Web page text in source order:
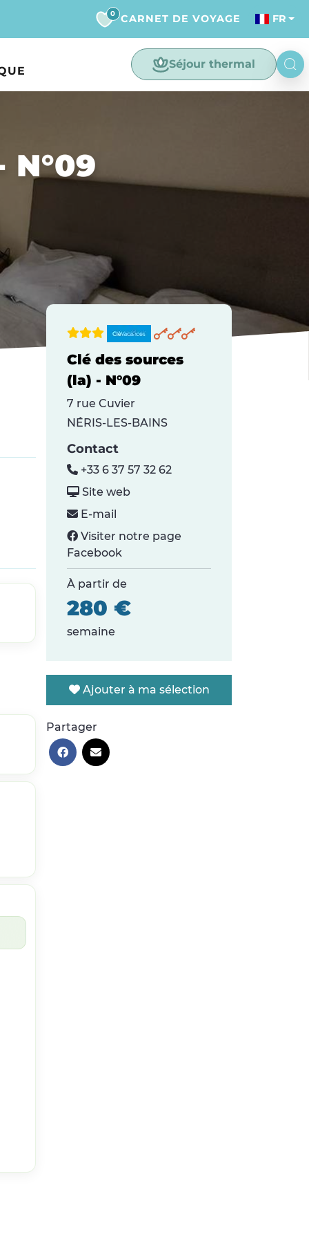
0 CARNET DE VOYAGE FR
Séjour thermal
N°09
Clé des sources
(la) - N°09
7 rue Cuvier
NÉRIS-LES-BAINS
Contact
+33 6 37 57 32 62
Site web
E-mail
Visiter notre page
Facebook
À partir de
280 €
semaine
Ajouter à ma sélection
Partager